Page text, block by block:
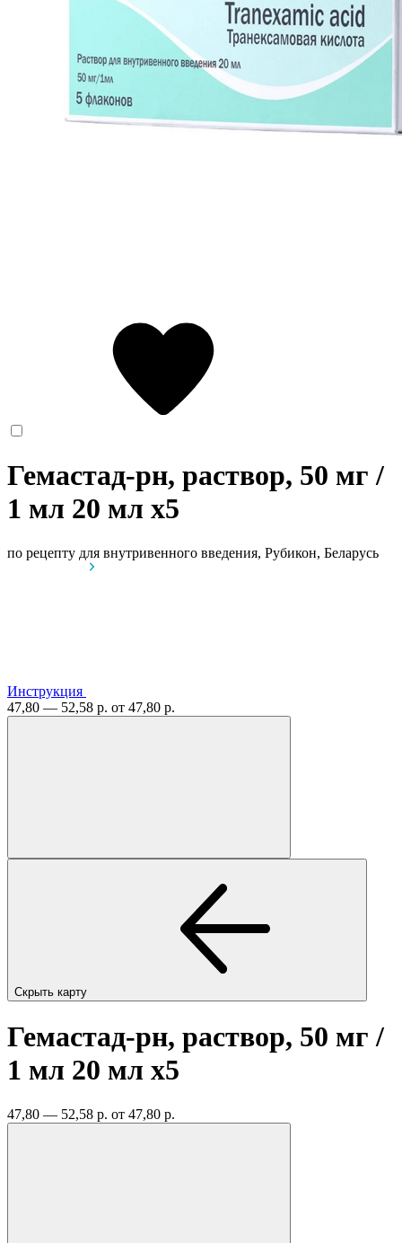
Гемастад-рн, раствор, 50 мг /
1 мл 20 мл x5
по рецепту для внутривенного введения, Рубикон, Беларусь
Инструкция
47,80 — 52,58 р. от 47,80 р.
Скрыть карту
Гемастад-рн, раствор, 50 мг /
1 мл 20 мл x5
47,80 — 52,58 р. от 47,80 р.